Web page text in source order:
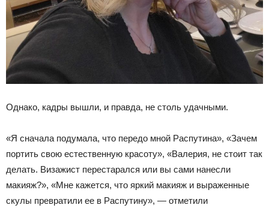
Однако, кадры вышли, и правда, не столь удачными.
«Я сначала подумала, что передо мной Распутина», «Зачем
портить свою естественную красоту», «Валерия, не стоит так
делать. Визажист перестарался или вы сами нанесли
макияж?», «Мне кажется, что яркий макияж и выраженные
скулы превратили ее в Распутину», — отметили